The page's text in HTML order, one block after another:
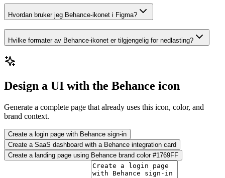
Hvordan bruker jeg Behance-ikonet i Figma?
Hvilke formater av Behance-ikonet er tilgjengelig for nedlasting?
Design a UI with the Behance icon
Generate a complete page that already uses this icon, color, and
brand context.
Create a login page with Behance sign-in
Create a SaaS dashboard with a Behance integration card
Create a landing page using Behance brand color #1769FF